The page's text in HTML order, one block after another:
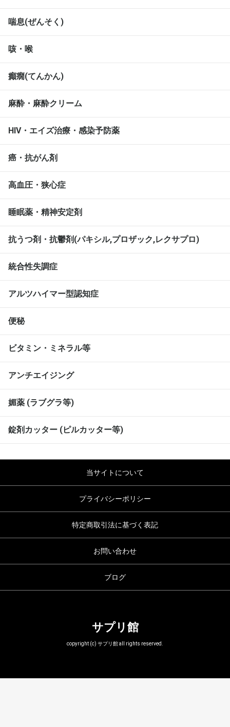
喘息(ぜんそく)
咳・喉
癲癇(てんかん)
麻酔・麻酔クリーム
HIV・エイズ治療・感染予防薬
癌・抗がん剤
高血圧・狭心症
睡眠薬・精神安定剤
抗うつ剤・抗鬱剤(パキシル,プロザック,レクサプロ)
統合性失調症
アルツハイマー型認知症
便秘
ビタミン・ミネラル等
アンチエイジング
媚薬 (ラブグラ等)
錠剤カッター (ピルカッター等)
当サイトについて
プライバシーポリシー
特定商取引法に基づく表記
お問い合わせ
ブログ
サプリ館
copyright (c) サプリ館 all rights reserved.